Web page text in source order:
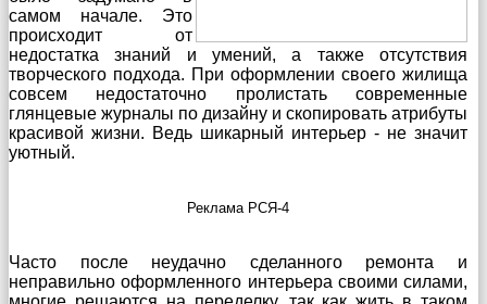
самом начале. Это
происходит от
недостатка знаний и умений, а также отсутствия
творческого подхода. При оформлении своего жилища
совсем недостаточно пролистать современные
глянцевые журналы по дизайну и скопировать атрибуты
красивой жизни. Ведь шикарный интерьер - не значит
уютный.
Реклама РСЯ-4
Часто после неудачно сделанного ремонта и
неправильно оформленного интерьера своими силами,